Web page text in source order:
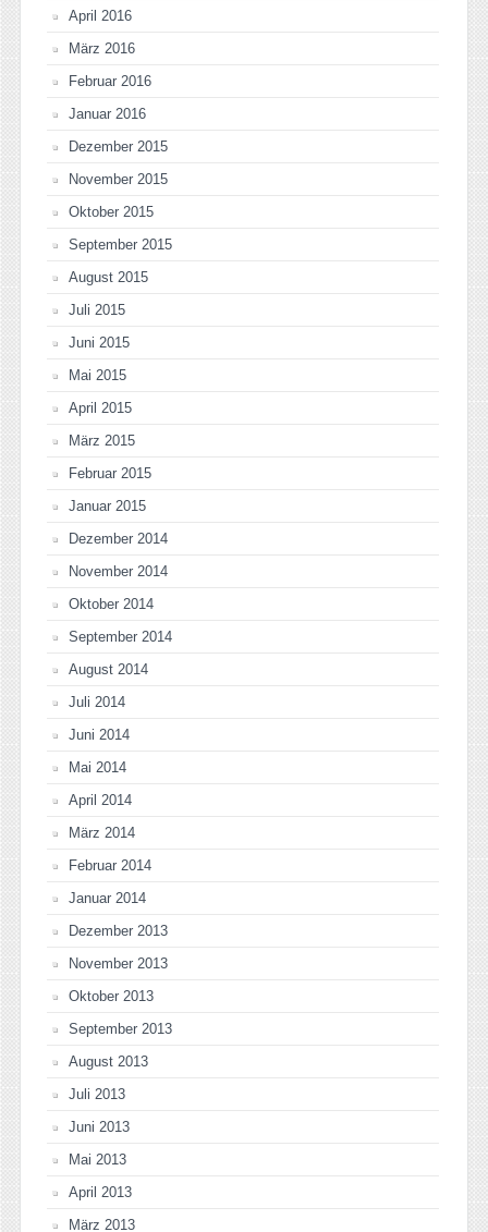
April 2016
März 2016
Februar 2016
Januar 2016
Dezember 2015
November 2015
Oktober 2015
September 2015
August 2015
Juli 2015
Juni 2015
Mai 2015
April 2015
März 2015
Februar 2015
Januar 2015
Dezember 2014
November 2014
Oktober 2014
September 2014
August 2014
Juli 2014
Juni 2014
Mai 2014
April 2014
März 2014
Februar 2014
Januar 2014
Dezember 2013
November 2013
Oktober 2013
September 2013
August 2013
Juli 2013
Juni 2013
Mai 2013
April 2013
März 2013